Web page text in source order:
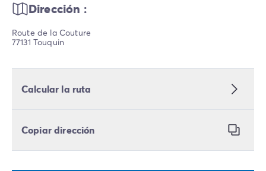
Dirección :
Route de la Couture
77131 Touquin
Calcular la ruta
Copiar dirección